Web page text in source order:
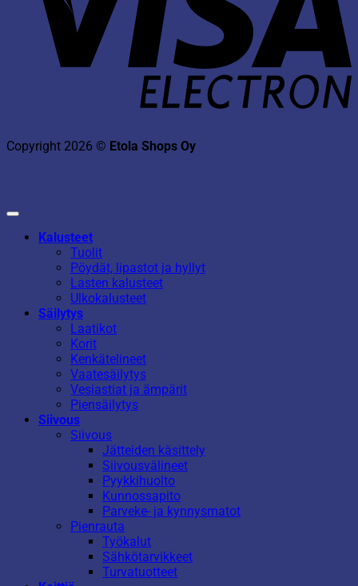
Copyright 2026 © Etola Shops Oy
Kalusteet
Tuolit
Pöydät, lipastot ja hyllyt
Lasten kalusteet
Ulkokalusteet
Säilytys
Laatikot
Korit
Kenkätelineet
Vaatesäilytys
Vesiastiat ja ämpärit
Piensäilytys
Siivous
Siivous
Jätteiden käsittely
Siivousvälineet
Pyykkihuolto
Kunnossapito
Parveke- ja kynnysmatot
Pienrauta
Työkalut
Sähkötarvikkeet
Turvatuotteet